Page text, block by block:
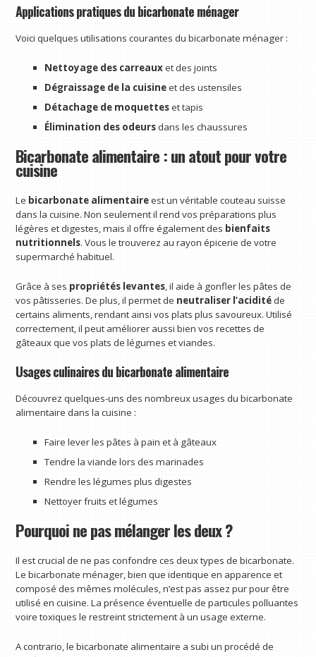
Applications pratiques du bicarbonate ménager
Voici quelques utilisations courantes du bicarbonate ménager :
Nettoyage des carreauxet des joints
Dégraissage de la cuisineet des ustensiles
Détachage de moquetteset tapis
Élimination des odeursdans les chaussures
Bicarbonate alimentaire : un atout pour votre
cuisine
Le bicarbonate alimentaireest un véritable couteau suisse
dans la cuisine. Non seulement il rend vos préparations plus
légères et digestes, mais il offre également des bienfaits
nutritionnels. Vous le trouverez au rayon épicerie de votre
supermarché habituel.
Grâce à ses propriétés levantes , il aide à gonfler les pâtes de
vos pâtisseries. De plus, il permet de neutraliser l’aciditéde
certains aliments, rendant ainsi vos plats plus savoureux. Utilisé
correctement, il peut améliorer aussi bien vos recettes de
gâteaux que vos plats de légumes et viandes.
Usages culinaires du bicarbonate alimentaire
Découvrez quelques-uns des nombreux usages du bicarbonate
alimentaire dans la cuisine :
Faire lever les pâtes à pain et à gâteaux
Tendre la viande lors des marinades
Rendre les légumes plus digestes
Nettoyer fruits et légumes
Pourquoi ne pas mélanger les deux ?
Il est crucial de ne pas confondre ces deux types de bicarbonate.
Le bicarbonate ménager, bien que identique en apparence et
composé des mêmes molécules, n’est pas assez pur pour être
utilisé en cuisine. La présence éventuelle de particules polluantes
voire toxiques le restreint strictement à un usage externe.
A contrario, le bicarbonate alimentaire a subi un procédé de